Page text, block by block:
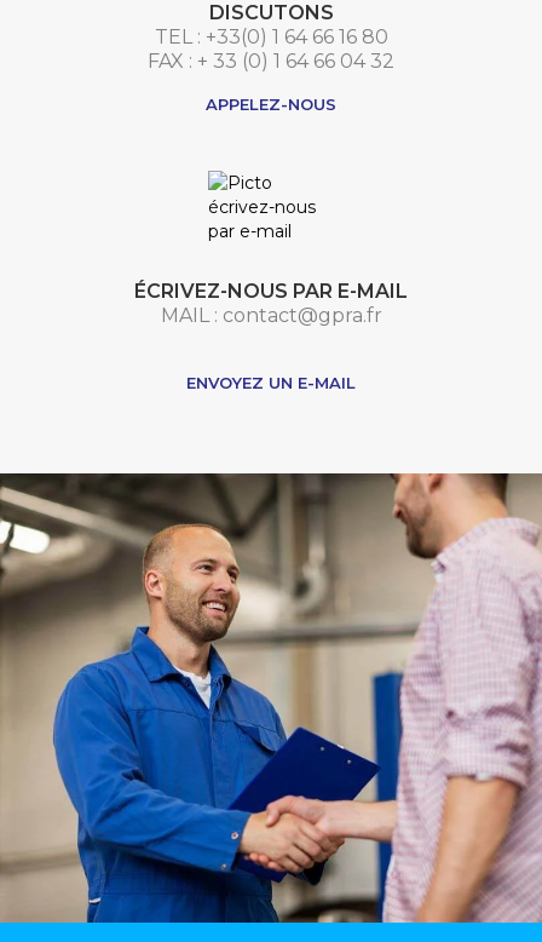
DISCUTONS
TEL : +33(0) 1 64 66 16 80
FAX : + 33 (0) 1 64 66 04 32
APPELEZ-NOUS
ÉCRIVEZ-NOUS PAR E-MAIL
MAIL : contact@gpra.fr
ENVOYEZ UN E-MAIL